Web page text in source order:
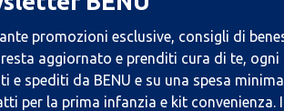
promozioni esclusive, consigli di
aggiornato e prenditi cura di te, ogni
spediti da BENU e su una spesa
per la prima infanzia e kit convenienza.